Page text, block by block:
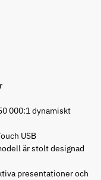
000:1 dynamiskt
USB
är stolt designad
presentationer och